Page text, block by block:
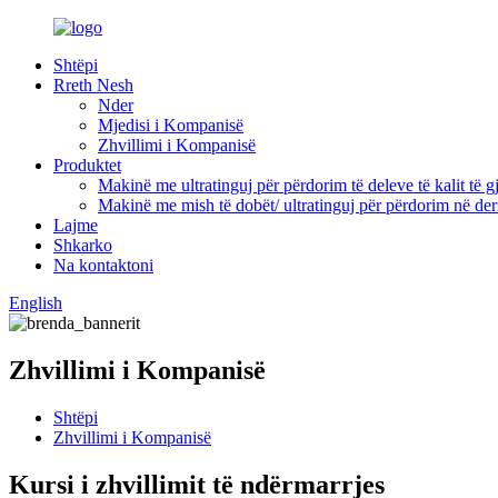
Shtëpi
Rreth Nesh
Nder
Mjedisi i Kompanisë
Zhvillimi i Kompanisë
Produktet
Makinë me ultratinguj për përdorim të deleve të kalit të
Makinë me mish të dobët/ ultratinguj për përdorim në
Lajme
Shkarko
Na kontaktoni
English
Zhvillimi i Kompanisë
Shtëpi
Zhvillimi i Kompanisë
Kursi i zhvillimit të ndërmarrjes